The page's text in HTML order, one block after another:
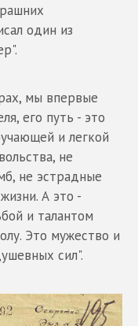
один из
мы впервые
его путь - это
и легкой
не
не эстрадные
А это -
и талантом
Это мужество и
сил".